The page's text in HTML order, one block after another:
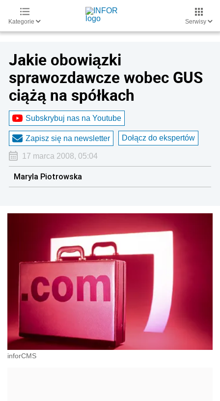
Kategorie Serwisy
Jakie obowiązki
sprawozdawcze wobec GUS
ciążą na spółkach
Subskrybuj nas na Youtube
Zapisz się na newsletter Dołącz do ekspertów
17 marca 2008, 05:04
Maryla Piotrowska
inforCMS